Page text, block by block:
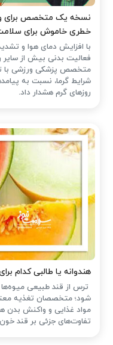
نسخه یک متخصص برای
خطری خاموش برای
با افزایش دمای هوا و
فعالیت بدنی بیش از سایر
متخصص پزشکی ورزشی با
شرایط گرما، نسبت به
روزهای گرم هشدار داد.
هندوانه یا طالبی کدام
ترس از قند طبیعی
شود؛ متخصصان تغذیه
مواد غذایی و واکنش بدن
تفاوت‌های جزئی بر قند خون